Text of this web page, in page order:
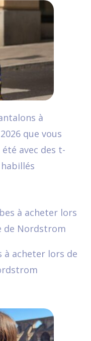
à
que vous
avec des t-
à acheter lors de